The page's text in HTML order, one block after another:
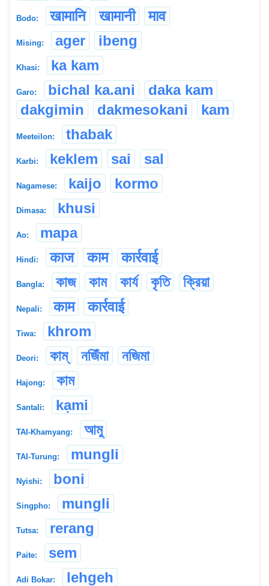
Bodo: खामानि खामानी माव
Mising: ager ibeng
Khasi: ka kam
Garo: bichal ka.ani
daka kam
dakgimin
dakmesokani kam
Meeteilon: thabak
Karbi: keklem sai sal
Nagamese: kaijo kormo
Dimasa: khusi
Ao: mapa
Hindi: काज काम कार्रवाई
Bangla: কাজ কাম কার্য কৃতি ক্রিয়া
Nepali: काम कार्रवाई
Tiwa: khrom
Deori: কাম্ নজিঁমা নজিমা
Hajong: কাম
Santali: kạmi
TAI-Khamyang: আমু
TAI-Turung: mungli
Nyishi: boni
Singpho: mungli
Tutsa: rerang
Paite: sem
Adi Bokar: lehgeh